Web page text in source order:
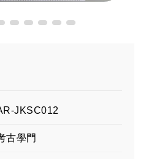
JKSC012
古學門